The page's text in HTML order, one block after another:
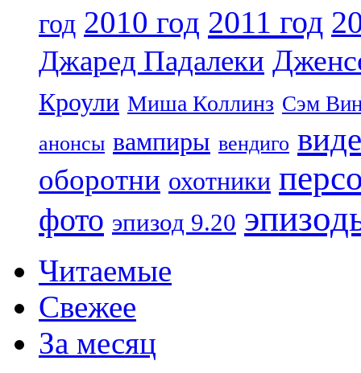
год 2010 год 2011 год
Джаред Падалеки
Кроули Миша Коллинз Сэм
анонсы вампиры вендиго
оборотни охотники
фото эпизод 9.20
Читаемые
Свежее
За месяц